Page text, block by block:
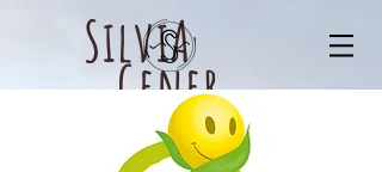
SilviA
Gener